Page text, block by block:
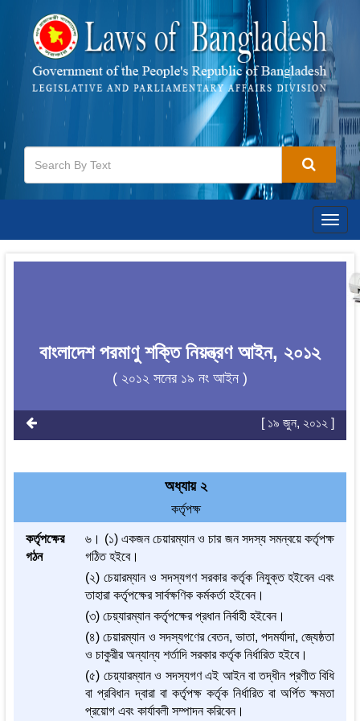
বাংলাদেশ পরমাণু শক্তি নিয়ন্ত্রণ আইন, ২০১২
( ২০১২ সনের ১৯ নং আইন )
[ ১৯ জুন, ২০১২ ]
অধ্যায় ২
কর্তৃপক্ষ
কর্তৃপক্ষের
গঠন
৬। (১) একজন চেয়ারম্যান ও চার জন সদস্য সমন্বয়ে কর্তৃপক্ষ
গঠিত হইবে।
(২) চেয়ারম্যান ও সদস্যগণ সরকার কর্তৃক নিযুক্ত হইবেন এবং
তাহারা কর্তৃপক্ষের সার্বক্ষণিক কর্মকর্তা হইবেন।
(৩) চেয়্যারম্যান কর্তৃপক্ষের প্রধান নির্বাহী হইবেন।
(৪) চেয়ারম্যান ও সদস্যগণের বেতন, ভাতা, পদমর্যাদা, জ্যেষ্ঠতা
ও চাকুরীর অন্যান্য শর্তাদি সরকার কর্তৃক নির্ধারিত হইবে।
(৫) চেয়্যারম্যান ও সদস্যগণ এই আইন বা তদ্‌ধীন প্রণীত বিধি
বা প্রবিধান দ্বারা বা কর্তৃপক্ষ কর্তৃক নির্ধারিত বা অর্পিত ক্ষমতা
প্রয়োগ এবং কার্যাবলী সম্পাদন করিবেন।